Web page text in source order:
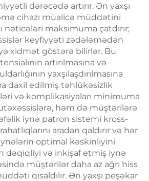
dərəcədə artırır. Ən yaxşı
cihazı müalicə müddətini
nəticələri maksimuma çatdırır;
keyfiyyəti zədələmədən
xidmət göstərə bilirlər. Bu
artırılmasına və
yaxşılaşdırılmasına
daxil edilmiş təhlükəsizlik
və komplikasiyaları minimuma
həm də müştərilərə
iynə patron sistemi kross-
aradan qaldırır və hər
optimal kəskinliyini
dəqiqliyi və inkişaf etmiş iynə
müştərilər daha az ağrı hiss
qısaldılır. Ən yaxşı peşəkar